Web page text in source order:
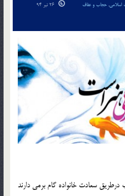
اسلامی, حجاب و عفاف
سعادت خانواده گام برمي دارند